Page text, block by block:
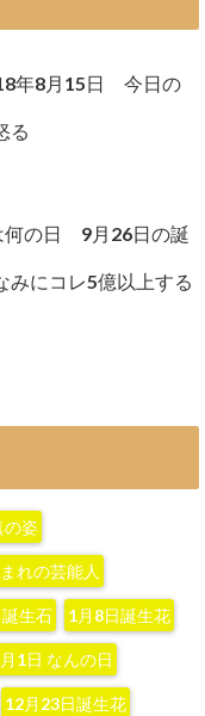
年8月15日 今日の
る
の日 9月26日の誕
にコレ5億以上する
の姿
れの芸能人
生石 1月8日誕生花
1日 なんの日
12月23日誕生花